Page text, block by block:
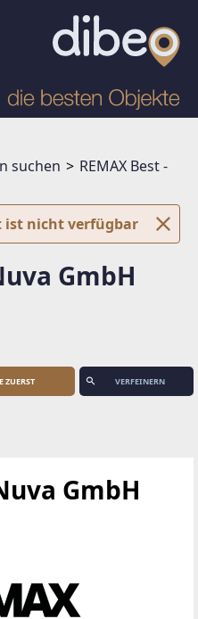
suchen
REMAX Best -
ist nicht verfügbar
GmbH
VERFEINERN
GmbH